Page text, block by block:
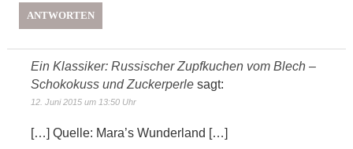
ANTWORTEN
Ein Klassiker: Russischer Zupfkuchen vom Blech –
Schokokuss und Zuckerperle sagt:
12. Juni 2015 um 13:50 Uhr
[…] Quelle: Mara’s Wunderland […]